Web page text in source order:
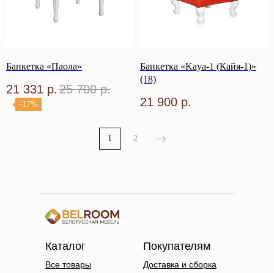
Банкетка «Паола»
21 331 р. 25 700 р.
-17%
Банкетка «Kaya-1 (Кайя-1)»
(18)
21 900 р.
1 2
Все товары
Покупателям
Каталог
Доставка и сборка